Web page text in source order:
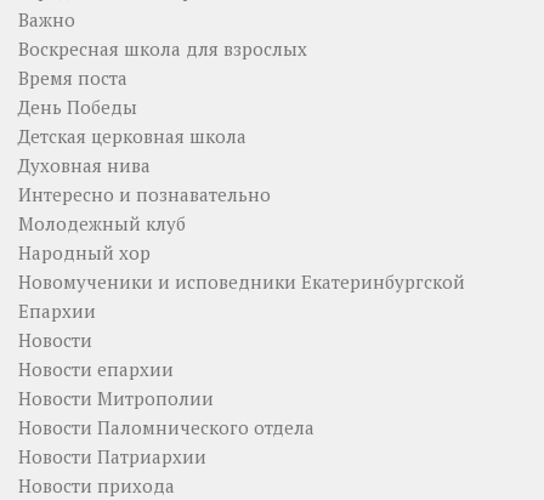
Важно
Воскресная школа для взрослых
Время поста
День Победы
Детская церковная школа
Духовная нива
Интересно и познавательно
Молодежный клуб
Народный хор
Новомученики и исповедники Екатеринбургской
Епархии
Новости
Новости епархии
Новости Митрополии
Новости Паломнического отдела
Новости Патриархии
Новости прихода